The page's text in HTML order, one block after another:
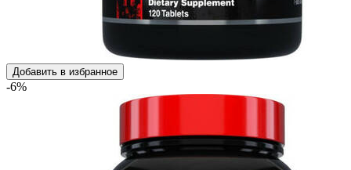
Добавить в избранное
-6%